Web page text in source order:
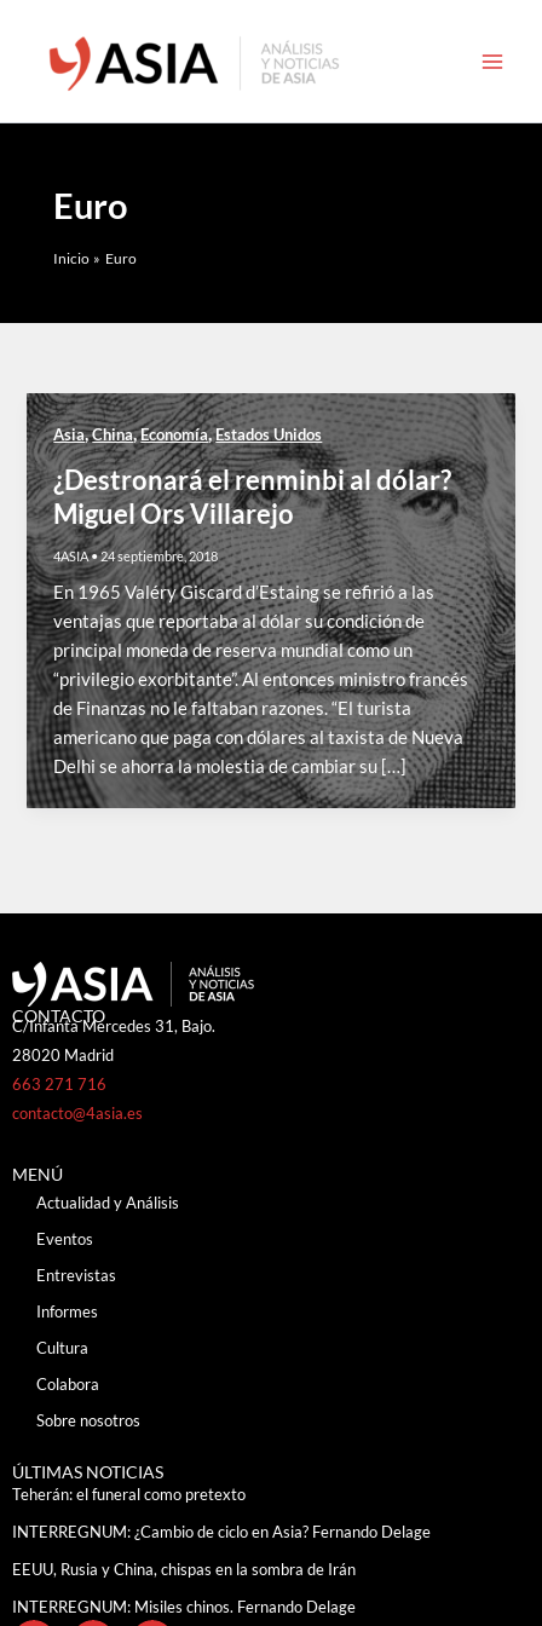
contenido
Euro
Inicio Euro
Asia,China,Economía,Estados Unidos
¿Destronará el renminbi al dólar?
Miguel Ors Villarejo
4ASIA•24 septiembre, 2018
En 1965 Valéry Giscard d’Estaing se refirió a las
ventajas que reportaba al dólar su condición de
principal moneda de reserva mundial como un
“privilegio exorbitante”. Al entonces ministro francés
de Finanzas no le faltaban razones. “El turista
americano que paga con dólares al taxista de Nueva
Delhi se ahorra la molestia de cambiar su […]
CONTACTO
C/Infanta Mercedes 31, Bajo.
28020 Madrid
663 271 716
contacto@4asia.es
MENÚ
Actualidad y Análisis
Eventos
Entrevistas
Informes
Cultura
Colabora
Sobre nosotros
ÚLTIMAS NOTICIAS
Teherán: el funeral como pretexto
INTERREGNUM: ¿Cambio de ciclo en Asia? Fernando Delage
EEUU, Rusia y China, chispas en la sombra de Irán
INTERREGNUM: Misiles chinos. Fernando Delage